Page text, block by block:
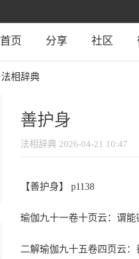
首页 分享 社区
法相辞典
善护身
法相辞典 2026-04-21 10:47
【善护身】 p1138
瑜伽九十一卷十页云：谓能
二解瑜伽九十五卷四页云